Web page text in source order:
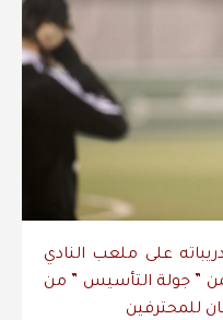
على ملعب النادي
” جولة التأسيس ” من
للمحترفين